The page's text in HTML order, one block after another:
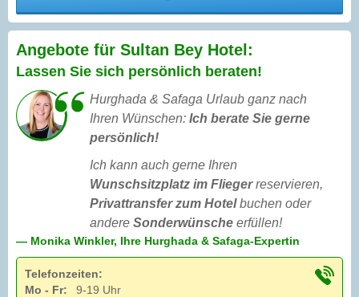
Angebote für Sultan Bey Hotel:
Lassen Sie sich persönlich beraten!
Hurghada & Safaga Urlaub ganz nach
Ihren Wünschen: Ich berate Sie gerne
persönlich!
Ich kann auch gerne Ihren
Wunschsitzplatz im Fliegerreservieren,
Privattransfer zum Hotelbuchen oder
andere Sonderwünsche erfüllen!
— Monika Winkler, Ihre Hurghada & Safaga-Expertin
Telefonzeiten:
Mo - Fr:
9-19 Uhr